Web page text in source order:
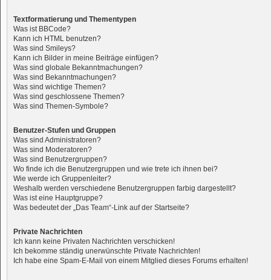
Textformatierung und Thementypen
Was ist BBCode?
Kann ich HTML benutzen?
Was sind Smileys?
Kann ich Bilder in meine Beiträge einfügen?
Was sind globale Bekanntmachungen?
Was sind Bekanntmachungen?
Was sind wichtige Themen?
Was sind geschlossene Themen?
Was sind Themen-Symbole?
Benutzer-Stufen und Gruppen
Was sind Administratoren?
Was sind Moderatoren?
Was sind Benutzergruppen?
Wo finde ich die Benutzergruppen und wie trete ich ihnen bei?
Wie werde ich Gruppenleiter?
Weshalb werden verschiedene Benutzergruppen farbig dargestellt?
Was ist eine Hauptgruppe?
Was bedeutet der „Das Team“-Link auf der Startseite?
Private Nachrichten
Ich kann keine Privaten Nachrichten verschicken!
Ich bekomme ständig unerwünschte Private Nachrichten!
Ich habe eine Spam-E-Mail von einem Mitglied dieses Forums erhalten!